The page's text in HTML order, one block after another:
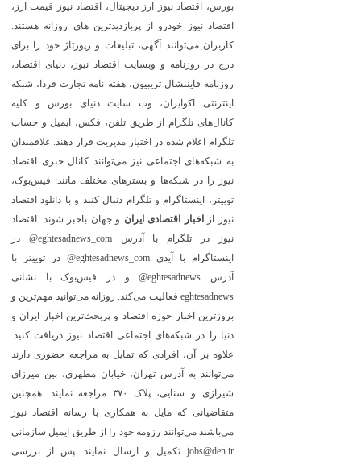
بورس، اقتصاد نیوز ارز دیجیتال، اقتصاد نیوز قیمت ارز،
اقتصاد نیوز خودرو از پربازدیدترین های روزانه هستند.
کاربران می‌توانند آگهی، تبلیغات و رپورتاژ خود را برای
درج در روزنامه و وبسایت اقتصاد نیوز، دنیای اقتصاد،
روزنامه فایننشال تریبیون، هفته نامه تجارت فردا، شبکه
اینترنتی اکوایران، وب سایت دنیای بورس و کلیه
کانال‌های تلگرام از طریق تلفن، فکس، ایمیل و حساب
تلگرام اعلام شده در اختیار مدیریت قرار دهند. علاقمندان
به شبکه‎‌های اجتماعی نیز می‌توانند کانال خبری اقتصاد
نیوز را در شبکه‌ها و بسترهای مختلف مانند: فیس‌بوک،
توییتر، اینستاگرام و تلگرام دنبال کنند و با دانلود اقتصاد
نیوز از
اخبار اقتصادی ایرانو جهان باخبر شوند. اقتصاد
نیوز در تلگرام با آدرس eghtesadnews_com@ در
اینستاگرام با آیدی eghtesadnews_com@ در توییتر با
آدرس eghtesadnews@ و در فیس‌بوک با نشانی
eghtesadnews فعالیت می‌کند. روزانه می‌توانید مهم‌ترین و
بروزترین اخبار حوزه اقتصاد و پربحث‌ترین اخبار ایران و
دنیا را در شبکه‌های اجتماعی اقتصاد نیوز دریافت کنید.
علاوه بر آن، افرادی که تمایل به مراجعه حضوری دارند
می‌توانند به آدرس تهران، خیابان مطهری، بین میرزای
شیرازی و سنایی، پلاک ۳۷۰ مراجعه نمایند. همچنین
متقاضیانی که مایل به همکاری با رسانه‌ اقتصاد نیوز
می‌باشند می‌توانند رزومه خود را از طریق ایمیل سازمانی
jobs@den.ir تکمیل و ارسال نمایند. پس از بررسی